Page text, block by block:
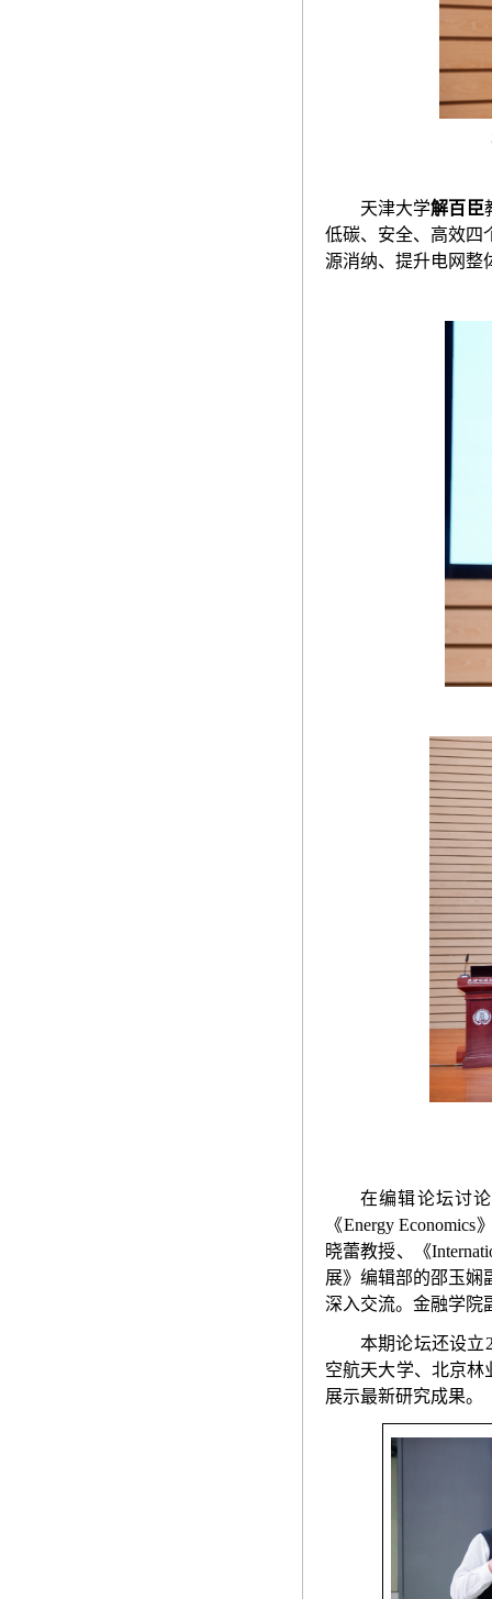
天津大学解百臣
低碳、安全、高效四
源消纳、 提升电网整
在编辑论坛讨
《Energy Economics
晓蕾教授、《
展》编辑部的邵玉娴
深入交流。金融学院
本期论坛还设立
空航天大学、北京林
展示最新研究成果。